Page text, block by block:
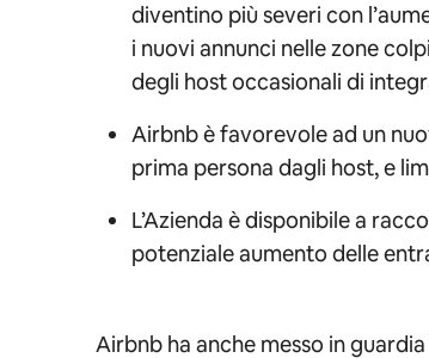
diventino più severi con
i nuovi annunci nelle zone
degli host occasionali di
Airbnb è favorevole ad un
prima persona dagli host, e
L’Azienda è disponibile a
potenziale aumento delle
Airbnb ha anche messo in